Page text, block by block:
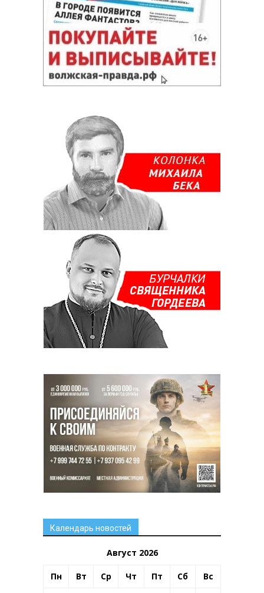
Календарь новостей
Август 2026
Пн Вт Ср Чт Пт Сб Вс